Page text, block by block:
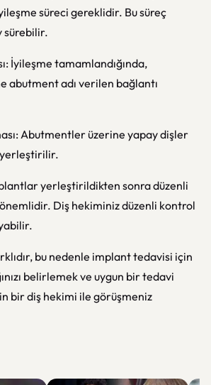
süreci gereklidir. Bu süreç
sürebilir.
İyileşme tamamlandığında,
abutment adı verilen bağlantı
Abutmentler üzerine yapay dişler
yerleştirildikten sonra düzenli
önemlidir. Diş hekiminiz düzenli kontrol
bu nedenle implant tedavisi için
belirlemek ve uygun bir tedavi
bir diş hekimi ile görüşmeniz